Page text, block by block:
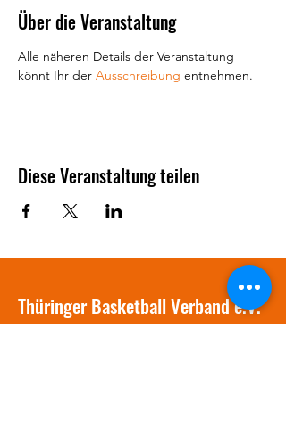
Über die Veranstaltung
Alle näheren Details der Veranstaltung
könnt Ihr der Ausschreibung entnehmen.
Diese Veranstaltung teilen
Thüringer Basketball Verband e.V.